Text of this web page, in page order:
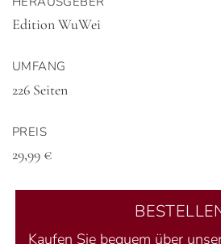
Edition WuWei
UMFANG
226 Seiten
PREIS
29,99 €
Kaufen Sie bequem über